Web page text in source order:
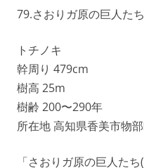
79.さおりガ原の巨人た
トチノキ
幹周り 479cm
樹高 25m
樹齢 200〜290年
所在地 高知県香美市物
「さおりガ原の巨人た